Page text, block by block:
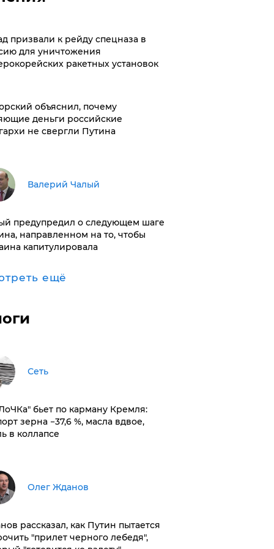
призвали к рейду спецназа в
для уничтожения
ракетных установок
объяснил, почему
деньги российские
не свергли Путина
Валерий Чалый
предупредил о следующем шаге
направленном на то, чтобы
капитулировала
ещё
Сеть
бьет по карману Кремля:
зерна −37,6 %, масла вдвое,
в коллапсе
Олег Жданов
рассказал, как Путин пытается
"прилет черного лебедя",